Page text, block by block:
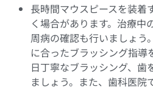
長時間マウスピースを装着
く場合があります。治療
周病の確認も行いましょう
に合ったブラッシング指
日丁寧なブラッシング、歯
ましょう。また、歯科医院